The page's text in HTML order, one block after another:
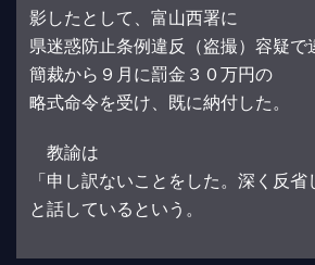
影したとして、富山西署に
県迷惑防止条例違反（盗撮）容疑で
簡裁から９月に罰金３０万円の
略式命令を受け、既に納付した。
教諭は
「申し訳ないことをした。深く反省
と話しているという。